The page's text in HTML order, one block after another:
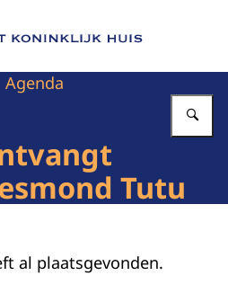
van Het Koninklijk Huis
Agenda
Tutu
al plaatsgevonden.